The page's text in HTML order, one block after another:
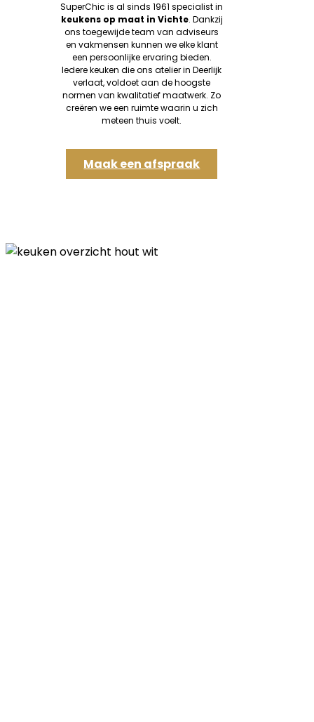
SuperChic is al sinds 1961 specialist in
keukens op maat in Vichte. Dankzij
ons toegewijde team van adviseurs
en vakmensen kunnen we elke klant
een persoonlijke ervaring bieden.
Iedere keuken die ons atelier in Deerlijk
verlaat, voldoet aan de hoogste
normen van kwalitatief maatwerk. Zo
creëren we een ruimte waarin u zich
meteen thuis voelt.
Maak een afspraak